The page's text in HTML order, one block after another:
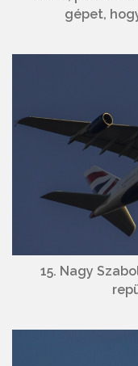
gépet,
15. Nagy